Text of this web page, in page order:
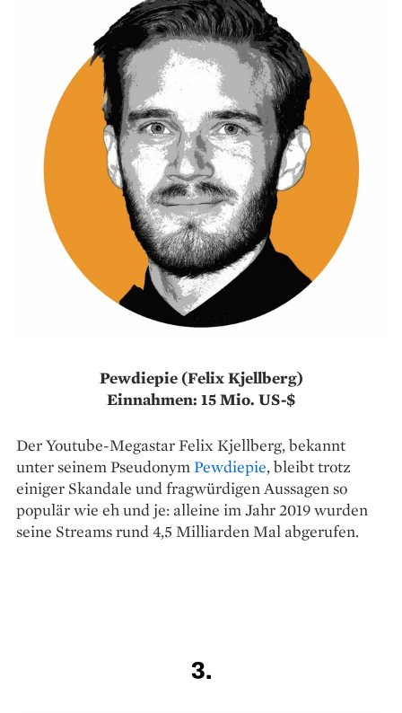
Pewdiepie (Felix Kjellberg)
Einnahmen: 15 Mio. US-$
Der Youtube-Megastar Felix Kjellberg, bekannt
unter seinem PseudonymPewdiepie, bleibt trotz
einiger Skandale und fragwürdigen Aussagen so
populär wie eh und je: alleine im Jahr 2019 wurden
seine Streams rund 4,5 Milliarden Mal abgerufen.
3.